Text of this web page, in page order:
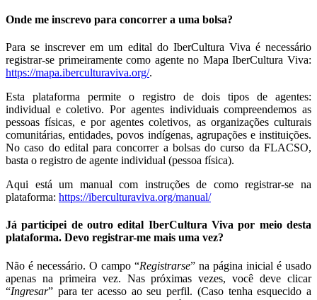
Onde me inscrevo para concorrer a uma bolsa?
Para se inscrever em um edital do IberCultura Viva é necessário
registrar-se primeiramente como agente no MapaIberCultura Viva:
https://mapa.iberculturaviva.org/.
Esta plataforma permite o registro de dois tipos de agentes:
individual e coletivo. Por agentes individuais compreendemos as
pessoas físicas, e por agentes coletivos, as organizações culturais
comunitárias, entidades, povos indígenas, agrupações e instituições.
No caso do edital para concorrer a bolsas do curso da FLACSO,
basta o registro de agente individual (pessoa física).
Aqui está um manual com instruções de como registrar-se na
plataforma: https://iberculturaviva.org/manual/
Já participei de outro edital IberCultura Viva por meio desta
plataforma. Devo registrar-me mais uma vez?
Não é necessário. O campo “Registrarse” na página inicial é usado
apenas na primeira vez. Nas próximas vezes, você deve clicar
“Ingresar” para ter acesso ao seu perfil. (Caso tenha esquecido a